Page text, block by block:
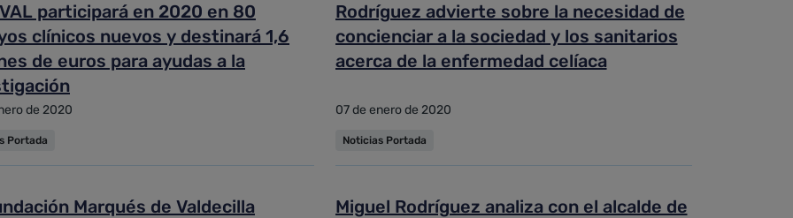
participará en 2020 en 80
clínicos nuevos y destinará 1,6
de euros para ayudas a la
de 2020
Portada
Rodríguez advierte sobre la necesidad de
concienciar a la sociedad y los sanitarios
acerca de la enfermedad celíaca
07 de enero de 2020
Noticias Portada
Marqués de Valdecilla
Miguel Rodríguez analiza con el alcalde de